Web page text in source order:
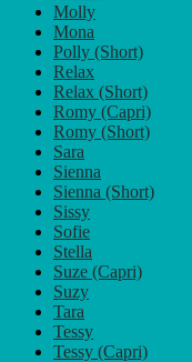
Molly
Mona
Polly (Short)
Relax
Relax (Short)
Romy (Capri)
Romy (Short)
Sara
Sienna
Sienna (Short)
Sissy
Sofie
Stella
Suze (Capri)
Suzy
Tara
Tessy
Tessy (Capri)